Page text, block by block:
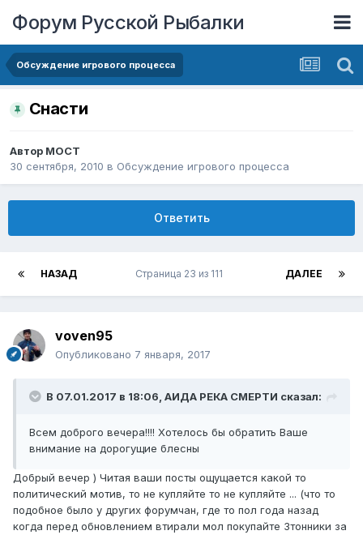
Форум Русской Рыбалки
Обсуждение игрового процесса
Снасти
Автор MOCT
30 сентября, 2010 в Обсуждение игрового процесса
Ответить
НАЗАД ДАЛЕЕ
Страница 23 из 111
voven95
Опубликовано 7 января, 2017
В 07.01.2017 в 18:06, АИДА РЕКА СМЕРТИ сказал:
Всем доброго вечера!!!! Хотелось бы обратить Ваше
внимание на дорогущие блесны
Добрый вечер ) Читая ваши посты ощущается какой то
политический мотив, то не купляйте то не купляйте ... (что то
подобное было у других форумчан, где то пол года назад
когда перед обновлением втирали мол покупайте 3тонники за